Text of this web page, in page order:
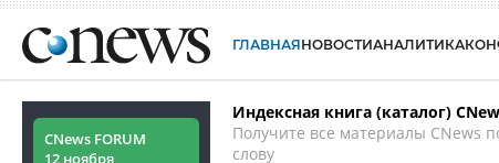
ГЛАВНАЯНОВОСТИАНАЛИТИКА
CNews FORUM
12 ноября
Индексная книга (каталог)
Получите все материалы CNews
слову